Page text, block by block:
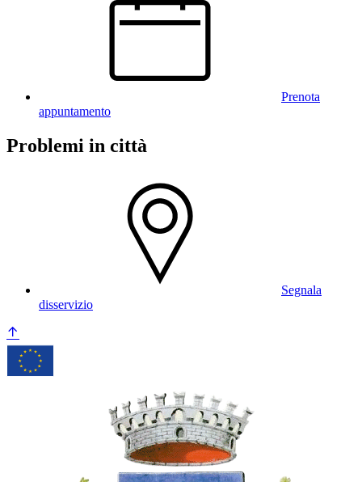
Prenota
appuntamento
Problemi in città
Segnala
disservizio